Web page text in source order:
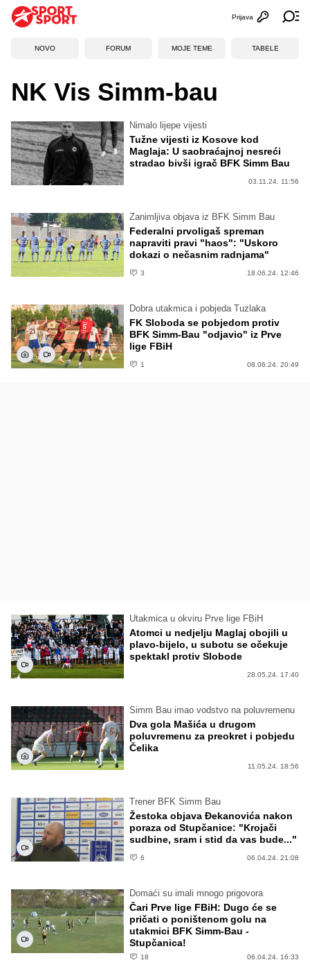
Otvori
Prijava
NOVO FORUM MOJE TEME TABELE
NK Vis Simm-bau
Nimalo lijepe vijesti
Tužne vijesti iz Kosove kod
Maglaja: U saobraćajnoj nesreći
stradao bivši igrač BFK Simm Bau
03.11.24. 11:56
Zanimljiva objava iz BFK Simm Bau
Federalni prvoligaš spreman
napraviti pravi "haos": "Uskoro
dokazi o nečasnim radnjama"
3 18.06.24. 12:46
Dobra utakmica i pobjeda Tuzlaka
FK Sloboda se pobjedom protiv
BFK Simm-Bau "odjavio" iz Prve
lige FBiH
1 08.06.24. 20:49
Utakmica u okviru Prve lige FBiH
Atomci u nedjelju Maglaj obojili u
plavo-bijelo, u subotu se očekuje
spektakl protiv Slobode
28.05.24. 17:40
Simm Bau imao vodstvo na poluvremenu
Dva gola Mašića u drugom
poluvremenu za preokret i pobjedu
Čelika
11.05.24. 18:56
Trener BFK Simm Bau
Žestoka objava Đekanovića nakon
poraza od Stupčanice: "Krojači
sudbine, sram i stid da vas bude..."
6 06.04.24. 21:08
Domaći su imali mnogo prigovora
Čari Prve lige FBiH: Dugo će se
pričati o poništenom golu na
utakmici BFK Simm-Bau -
Stupčanica!
18 06.04.24. 16:33